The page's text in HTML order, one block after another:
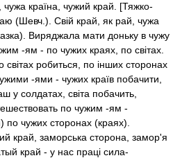
країна, чужий край. [Тяжко-
(Шевч.). Свій край, як рай, чужа
Виряджала мати доньку в чужу
-ям - по чужих краях, по світах.
світах робиться, по інших сторонах
-ями - чужих країв побачити,
у солдатах, світа побачить,
по чужим -ям -
чужих сторонах (краях).
край, заморська сторона, замор'я
край - у нас праці сила-